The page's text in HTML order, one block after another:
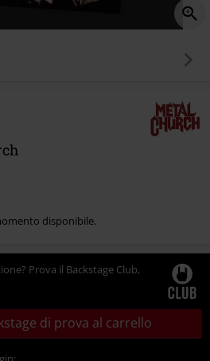
disponibile.
Prova il Backstage Club,
di prova al carrello